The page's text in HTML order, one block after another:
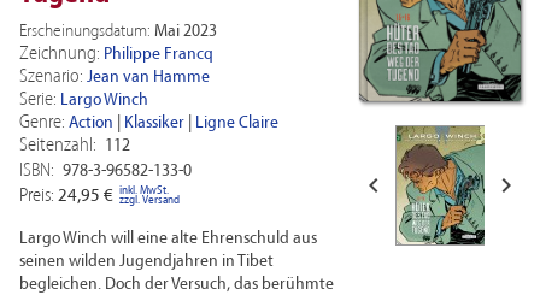
 
Erscheinungsdatum: Mai 2023
Zeichnung: Philippe Francq
Szenario: Jean van Hamme
Serie: Largo Winch
Genre: Action Klassiker Ligne Claire
Seitenzahl: 112
ISBN: 978-3-96582-133-0
Preis: 24,95 € inkl. MwSt.
zzgl. Versand
Largo Winch will eine alte Ehrenschuld aus
seinen wilden Jugendjahren in Tibet
begleichen. Doch der Versuch, das berühmte